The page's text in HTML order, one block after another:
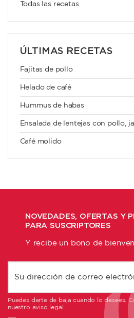
Todas las recetas
ÚLTIMAS RECETAS
Fajitas de pollo
Helado de café
Hummus de habas
Ensalada de lentejas con pollo,
Café molido
NOVEDADES, OFERTAS Y
PARA SUSCRIPTORES
Y recibe un bono de
Puedes darte de baja cuando lo desees.
nuestro aviso legal